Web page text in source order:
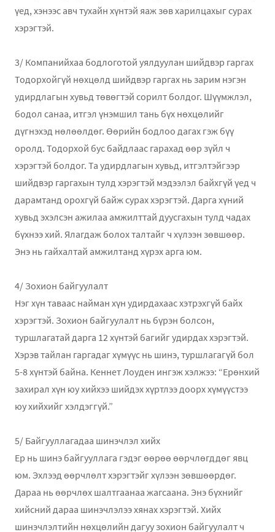
үед, хэнээс авч тухайн хүнтэй яаж зөв харилцахыг сурах
хэрэгтэй.
3/ Компанийхаа бодлоготой уялдуулан шийдвэр гаргах
Тодорхойгүй нөхцөлд шийдвэр гаргах нь зарим нэгэн
удирдлагын хувьд төвөгтэй сорилт болдог. Шүүмжлэл,
бодол санаа, итгэл үнэмшил тань бүх нөхцөлийг
дүгнэхэд нөлөөлдөг. Өөрийн бодлоо дагах гэж бүү
оролд. Тодорхой бус байдлаас гарахад өөр зүйл ч
хэрэгтэй болдог. Та удирдлагын хувьд, итгэлтэйгээр
шийдвэр гаргахын тулд хэрэгтэй мэдээлэл байхгүй үед ч
дарамтанд орохгүй байж сурах хэрэгтэй. Дарга хүний
хувьд эхэлсэн ажилаа амжилттай дуусгахын тулд чадах
бүхнээ хий. Ялагдаж болох талтайг ч хүлээн зөвшөөр.
Энэ нь гайхалтай амжилтанд хүрэх арга юм.
4/ Зохион байгуулалт
Нэг хүн таваас найман хүн удирдахаас хэтрэхгүй байх
хэрэгтэй. Зохион байгуулалт нь бүрэн болсон,
туршлагатай дарга 12 хүнтэй багийг удирдах хэрэгтэй.
Хэрэв тайлан гаргадаг хүмүүс нь шинэ, туршлагагүй бол
5-8 хүнтэй байна. Кеннет Лоуден ингэж хэлжээ: “Ерөнхий
захирал хүн юу хийхээ шийдэх хүртлээ доорх хүмүүстээ
юу хийхийг хэлдэггүй.”
5/ Байгууллагадаа шинэчлэл хийх
Ер нь шинэ байгууллага гэдэг өөрөө өөрчлөгддөг явц
юм. Эхлээд өөрчлөлт хэрэгтэйг хүлээн зөвшөөрдөг.
Дараа нь өөрчлөх шалтгаанаа жагсаана. Энэ бүхнийг
хийсний дараа шинэчлэлээ хянах хэрэгтэй. Хийх
шинэчлэлтийн нөхцөлийн дагуу зохион байгуулалт ч